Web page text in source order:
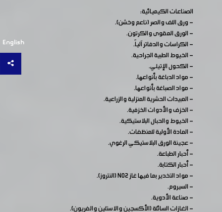
English
الصناعات الكيميائية:
- ورق اللف والصر (ناعم وخشن).
- الورق المقوى والكرتون.
- الكراسات والدفاتر آلياً.
- الخيوط الطبية الجراحية.
- الكحول الإتيلي.
- مواد الدباغة بأنواعها.
- مواد الصباغة بأنواعها.
- المبيدات الحشرية المنزلية والزراعية.
- الخزف والأدوات الخزفية.
- الخيوط والحبال البلاستيكية.
- المادة الأولية للمنظفات.
- عجينة الورق البلاستيكي الرغوي.
- أحبار الطباعة.
- أحبار الكتابة.
- مواد التخدير بما فيها غاز NO2 (النتروز).
- السيروم.
- صناعة الأدوية.
- الغازات السائلة (الأكسجين والاستلين والفريون).